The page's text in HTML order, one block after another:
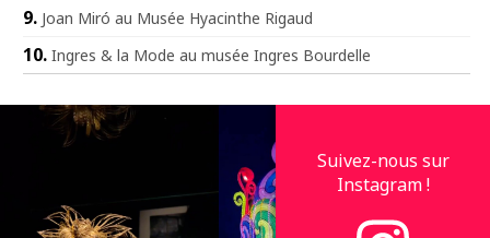
Joan Miró au Musée Hyacinthe Rigaud
Ingres & la Mode au musée Ingres Bourdelle
Suivez-nous sur
Instagram !